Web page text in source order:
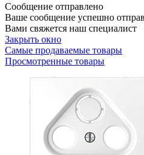
Сообщение отправлено
Ваше сообщение успешно
Вами свяжется наш специалист
Закрыть окно
Самые продаваемые товары
Просмотренные товары